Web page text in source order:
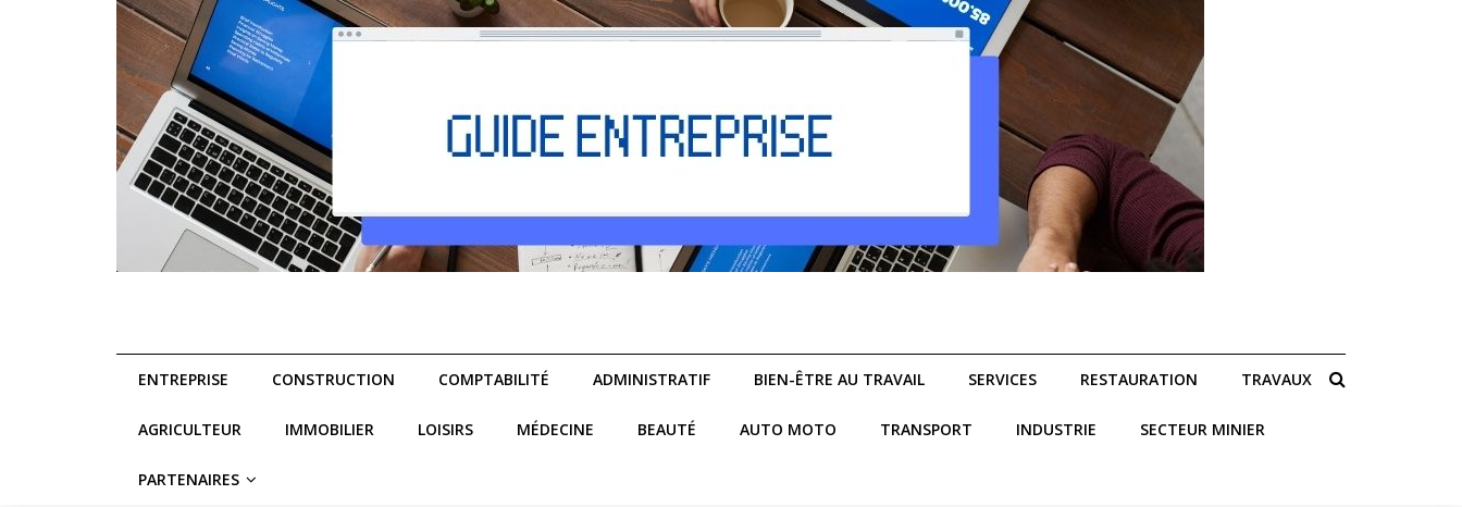
ENTREPRISE CONSTRUCTION COMPTABILITÉ ADMINISTRATIF BIEN-ÊTRE AU TRAVAIL SERVICES RESTAURATION TRAVAUX
AGRICULTEUR IMMOBILIER LOISIRS MÉDECINE BEAUTÉ AUTO MOTO TRANSPORT INDUSTRIE SECTEUR MINIER
PARTENAIRES